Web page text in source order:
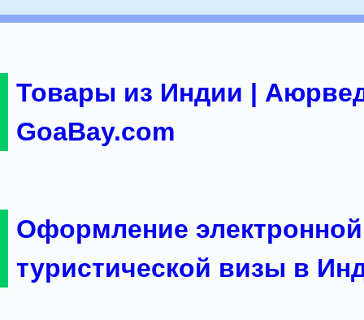
Товары из Индии |
GoaBay.com
Оформление электронной
туристической визы в